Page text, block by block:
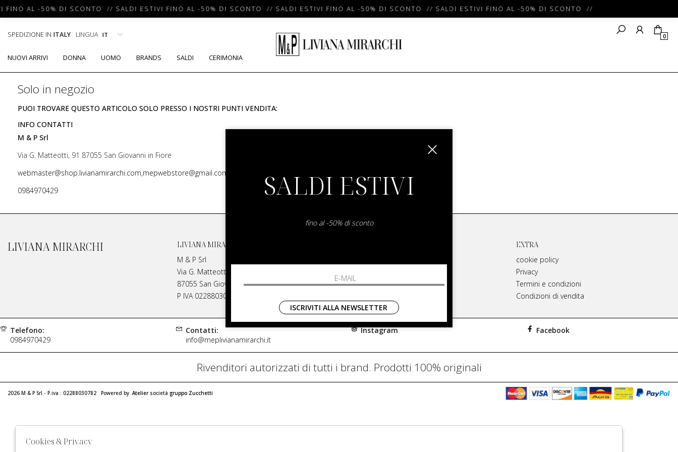
FINO AL -50% DI SCONTO // SALDI ESTIVI FINO AL -50% DI SCONTO // SALDI ESTIVI FINO AL -50% DI SCONTO // SALDI ESTIVI FINO AL -50% DI SCONTO //
SPEDIZIONE IN ITALY LINGUA 0
NUOVI ARRIVI DONNA UOMO BRANDS SALDI CERIMONIA
Solo in negozio
PUOI TROVARE QUESTO ARTICOLO SOLO PRESSO I NOSTRI PUNTI VENDITA:
INFO CONTATTI
M & P Srl
Via G. Matteotti, 91 87055 San Giovanni in Fiore
webmaster@shop.livianamirarchi.com,mepwebstore@gmail.com
0984970429
LIVIANA MIRARCHI
LIVIANA MIRARCHI
M & P Srl
Via G. Matteotti, 91
87055 San Giovanni in Fiore Italia
P IVA 02288030782
Contatti
Spedizione
EXTRA
cookie policy
Privacy
Termini e condizioni
Condizioni di vendita
Telefono:
0984970429
Contatti:
info@meplivianamirarchi.it
Instagram Facebook
Rivenditori autorizzati di tutti i brand. Prodotti 100% originali
2026 M & P Srl - P.iva : 02288030782 Powered by Atelier società gruppo Zucchetti
SALDI ESTIVI
fino al -50% di sconto
ISCRIVITI ALLA NEWSLETTER
Cookies & Privacy